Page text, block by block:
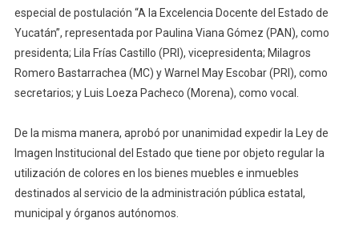
especial de postulación “A la Excelencia Docente del Estado de
Yucatán”, representada por Paulina Viana Gómez (PAN), como
presidenta; Lila Frías Castillo (PRI), vicepresidenta; Milagros
Romero Bastarrachea (MC) y Warnel May Escobar (PRI), como
secretarios; y Luis Loeza Pacheco (Morena), como vocal.
De la misma manera, aprobó por unanimidad expedir la Ley de
Imagen Institucional del Estado que tiene por objeto regular la
utilización de colores en los bienes muebles e inmuebles
destinados al servicio de la administración pública estatal,
municipal y órganos autónomos.